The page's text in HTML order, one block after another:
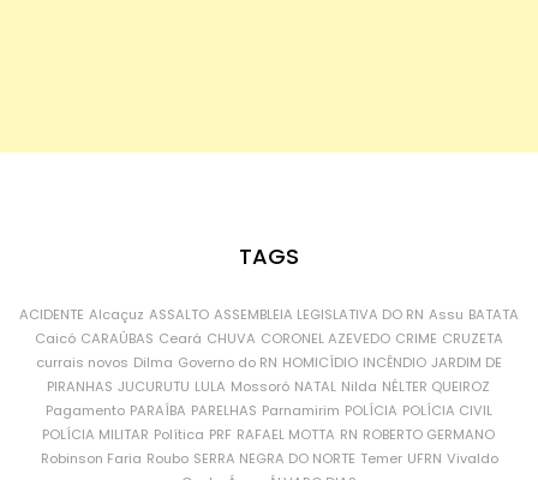
TAGS
ACIDENTE Alcaçuz ASSALTO ASSEMBLEIA LEGISLATIVA DO RN Assu BATATA
Caicó CARAÚBAS Ceará CHUVA CORONEL AZEVEDO CRIME CRUZETA
currais novos Dilma Governo do RN HOMICÍDIO INCÊNDIO JARDIM DE
PIRANHAS JUCURUTU LULA Mossoró NATAL Nilda NÉLTER QUEIROZ
Pagamento PARAÍBA PARELHAS Parnamirim POLÍCIA POLÍCIA CIVIL
POLÍCIA MILITAR Política PRF RAFAEL MOTTA RN ROBERTO GERMANO
Robinson Faria Roubo SERRA NEGRA DO NORTE Temer UFRN Vivaldo